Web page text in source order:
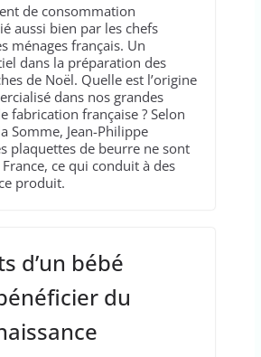
de consommation
aussi bien par les chefs
ménages français. Un
dans la préparation des
de Noël. Quelle est l’origine
dans nos grandes
fabrication française ? Selon
Somme, Jean-Philippe
plaquettes de beurre ne sont
ce qui conduit à des
produit.
d’un bébé
du